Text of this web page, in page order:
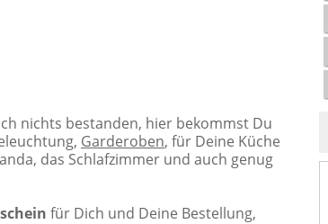
nichts bestanden, hier bekommst Du
Garderoben, für Deine Küche
das Schlafzimmer und auch genug
für Dich und Deine Bestellung,